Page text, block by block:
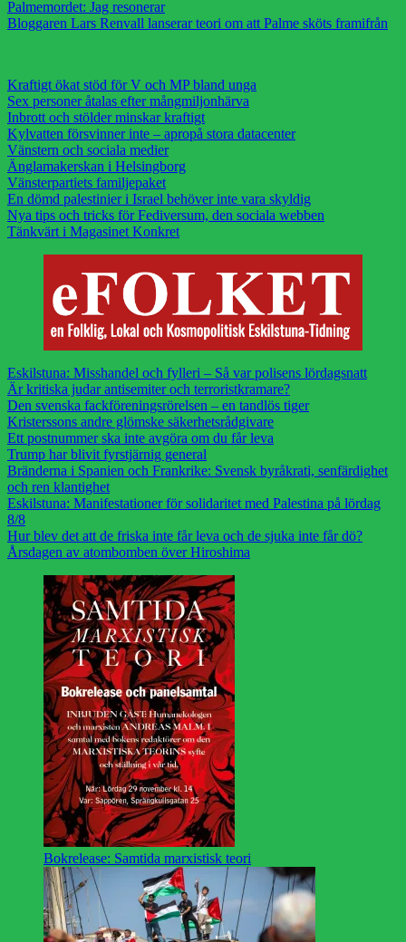
Palmemordet: Jag resonerar
Bloggaren Lars Renvall lanserar teori om att Palme sköts framifrån
Kraftigt ökat stöd för V och MP bland unga
Sex personer åtalas efter mångmiljonhärva
Inbrott och stölder minskar kraftigt
Kylvatten försvinner inte – apropå stora datacenter
Vänstern och sociala medier
Änglamakerskan i Helsingborg
Vänsterpartiets familjepaket
En dömd palestinier i Israel behöver inte vara skyldig
Nya tips och tricks för Fediversum, den sociala webben
Tänkvärt i Magasinet Konkret
Eskilstuna: Misshandel och fylleri – Så var polisens lördagsnatt
Är kritiska judar antisemiter och terroristkramare?
Den svenska fackföreningsrörelsen – en tandlös tiger
Kristerssons andre glömske säkerhetsrådgivare
Ett postnummer ska inte avgöra om du får leva
Trump har blivit fyrstjärnig general
Bränderna i Spanien och Frankrike: Svensk byråkrati, senfärdighet
och ren klantighet
Eskilstuna: Manifestationer för solidaritet med Palestina på lördag
8/8
Hur blev det att de friska inte får leva och de sjuka inte får dö?
Årsdagen av atombomben över Hiroshima
Bokrelease: Samtida marxistisk teori